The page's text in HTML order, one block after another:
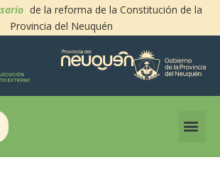
de la reforma de la Constitución de la
Provincia del Neuquén